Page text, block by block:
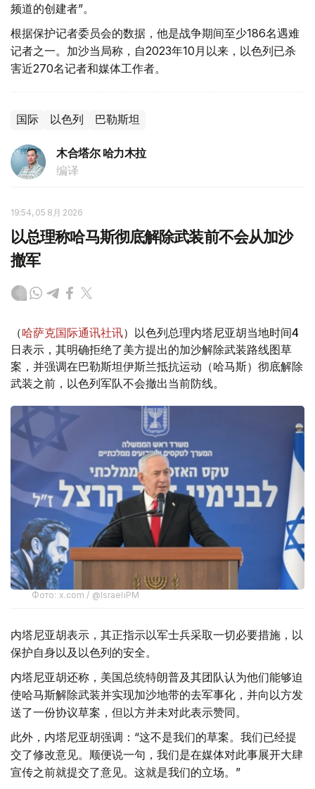
频道的创建者”。
根据保护记者委员会的数据，他是战争期间至少186名遇难
记者之一。加沙当局称，自2023年10月以来，以色列已杀
害近270名记者和媒体工作者。
国际 以色列 巴勒斯坦
木合塔尔 哈力木拉
编译
19:54, 05 8月 2026
以总理称哈马斯彻底解除武装前不会从加沙
撤军
（哈萨克国际通讯社讯）以色列总理内塔尼亚胡当地时间4
日表示，其明确拒绝了美方提出的加沙解除武装路线图草
案，并强调在巴勒斯坦伊斯兰抵抗运动（哈马斯）彻底解除
武装之前，以色列军队不会撤出当前防线。
Фото: x.com / @IsraeliPM
内塔尼亚胡表示，其正指示以军士兵采取一切必要措施，以
保护自身以及以色列的安全。
内塔尼亚胡还称，美国总统特朗普及其团队认为他们能够迫
使哈马斯解除武装并实现加沙地带的去军事化，并向以方发
送了一份协议草案，但以方并未对此表示赞同。
此外，内塔尼亚胡强调：“这不是我们的草案。我们已经提
交了修改意见。顺便说一句，我们是在媒体对此事展开大肆
宣传之前就提交了意见。这就是我们的立场。”